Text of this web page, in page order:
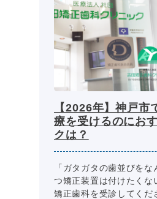
【2026年】神戸市
療を受けるのにお
クは？
「ガタガタの歯並びを
つ矯正装置は付けたくな
矯正歯科を受診してくだ